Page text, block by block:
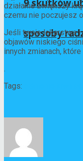
9 skutków
sposoby
działanie zwiększy
czemu nie poczujesz
Jeśli twoje lekarstwa i
objawów niskiego
innych zmianach,
.
Tags: